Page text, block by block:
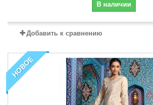
В наличии
Добавить к сравнению
НОВОЕ